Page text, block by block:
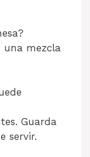
una mezcla
Guarda
servir.